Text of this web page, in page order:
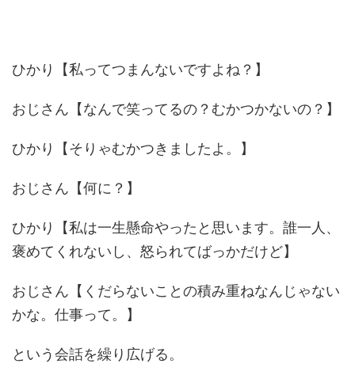
ひかり【私ってつまんないですよね？】
おじさん【なんで笑ってるの？むかつかないの？】
ひかり【そりゃむかつきましたよ。】
おじさん【何に？】
ひかり【私は一生懸命やったと思います。誰一人、
褒めてくれないし、怒られてばっかだけど】
おじさん【くだらないことの積み重ねなんじゃない
かな。仕事って。】
という会話を繰り広げる。